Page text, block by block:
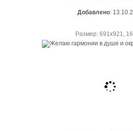
Добавлено:
Размер: 691х921,